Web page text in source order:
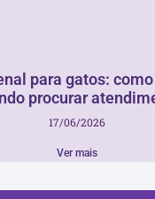
para gatos:
procurar
17/06/2026
Ver mais